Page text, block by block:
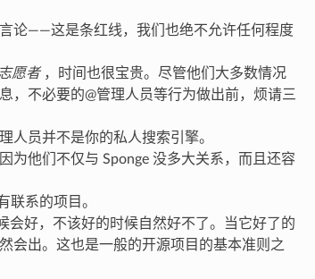
论——这是条红线，我们也绝不允许任何程度
愿者，时间也很宝贵。尽管他们大多数情况
，不必要的@管理人员等行为做出前，烦请三
人员并不是你的私人搜索引擎。
为他们不仅与 Sponge 没多大关系，而且还容
联系的项目。
会好，不该好的时候自然好不了。当它好了的
会出。这也是一般的开源项目的基本准则之